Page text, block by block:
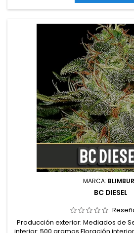
MARCA:
BC DIESEL
Producción exterior: Mediados de